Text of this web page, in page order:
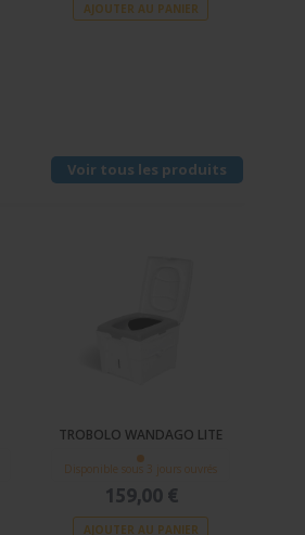
AJOUTER AU PANIER
Voir tous les produits
TROBOLO WANDAGO LITE
Disponible sous 3 jours ouvrés
159,00 €
AJOUTER AU PANIER